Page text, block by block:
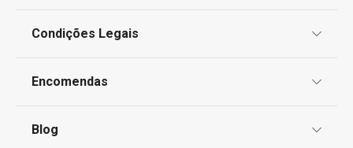
Condições Legais
Livro de Reclamações
Encomendas
Blog